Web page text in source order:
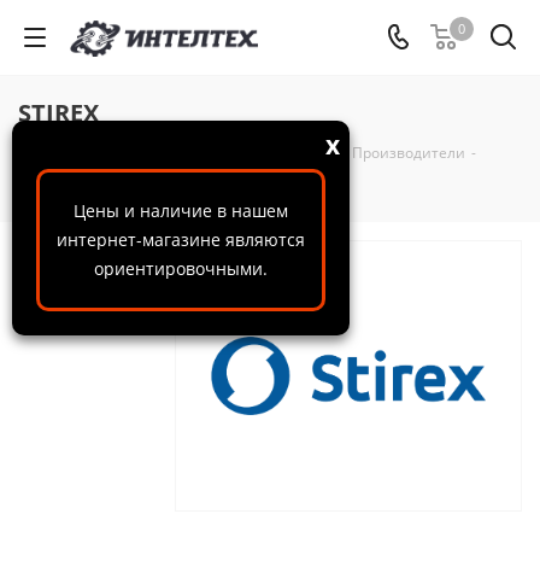
Цены и наличие в нашем
интернет-магазине являются
ориентировочными.
x
0
STIREX
Справочная информация Производители -
STIREX